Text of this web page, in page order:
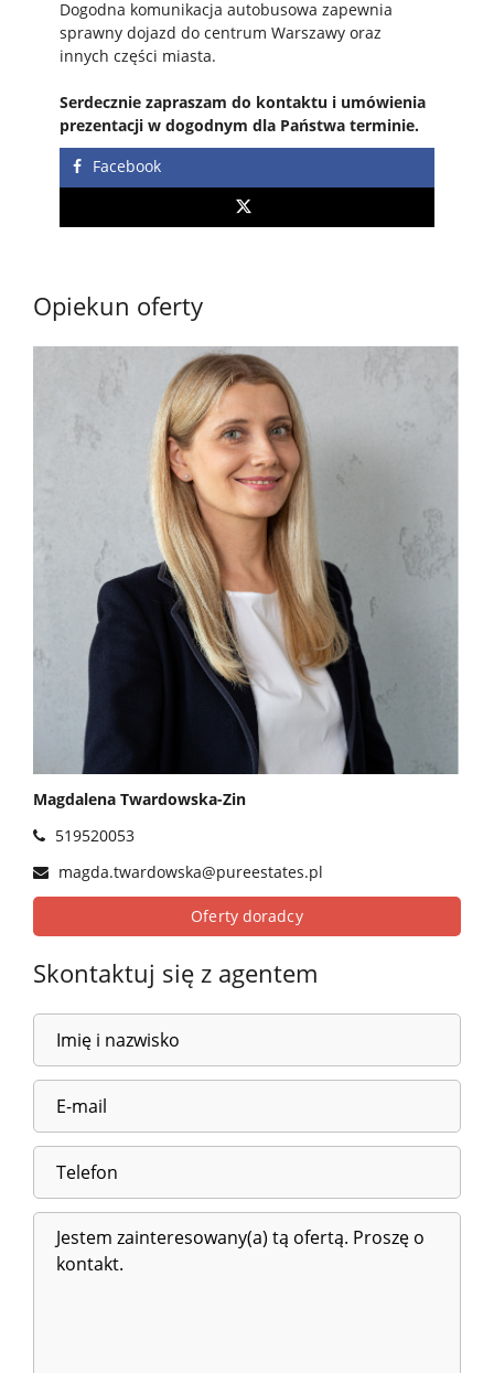
Dogodna komunikacja autobusowa zapewnia
sprawny dojazd do centrum Warszawy oraz
innych części miasta.
Serdecznie zapraszam do kontaktu i umówienia
prezentacji w dogodnym dla Państwa terminie.
Facebook
Opiekun oferty
Magdalena Twardowska-Zin
519520053
magda.twardowska@pureestates.pl
Oferty doradcy
Skontaktuj się z agentem